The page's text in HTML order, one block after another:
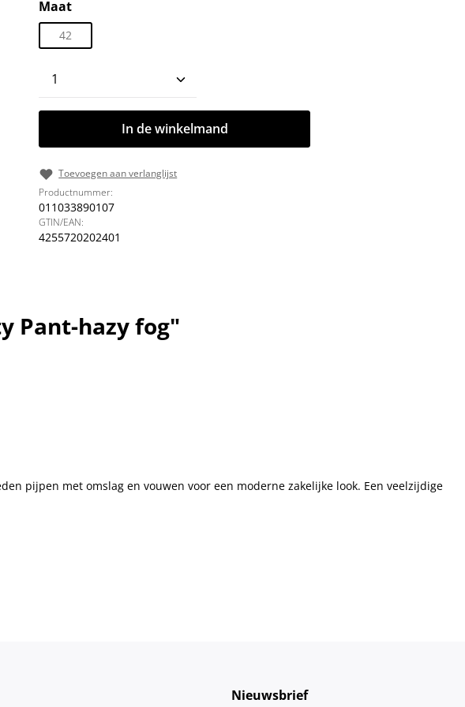
Selecteer
Maat
42
Producthoeveelheid: Voer de gewenste
In de winkelmand
Toevoegen aan verlanglijst
Productnummer:
011033890107
GTIN/EAN:
4255720202401
Pant-hazy fog"
pijpen met omslag en vouwen voor een moderne zakelijke look. Een veelzijdige
Nieuwsbrief